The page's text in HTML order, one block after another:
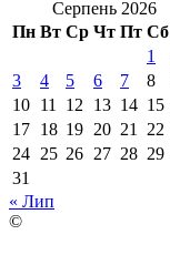
Серпень 2026
Пн Вт Ср Чт Пт Сб
1
3
4 5 6 7 8
10 11 12 13 14 15
17 18 19 20 21 22
24 25 26 27 28 29
31
« Лип
©